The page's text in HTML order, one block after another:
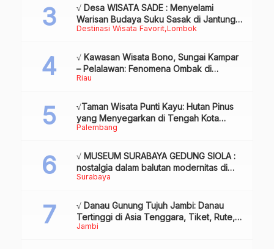
Destinasi Wisata Favorit Lombok
√ Desa WISATA SADE : Menyelami
Warisan Budaya Suku Sasak di Jantung
Lombok
Riau
√ Kawasan Wisata Bono, Sungai Kampar
– Pelalawan: Fenomena Ombak di
Tengah Sungai yang Mendunia, Review
Palembang
√Taman Wisata Punti Kayu: Hutan Pinus
yang Menyegarkan di Tengah Kota
Palembang
Surabaya
√ MUSEUM SURABAYA GEDUNG SIOLA :
nostalgia dalam balutan modernitas di
tengah kota pahlawan, Review & Info
Jambi
√ Danau Gunung Tujuh Jambi: Danau
Tertinggi di Asia Tenggara, Tiket, Rute,
Daya Tarik & Tips Lengkap